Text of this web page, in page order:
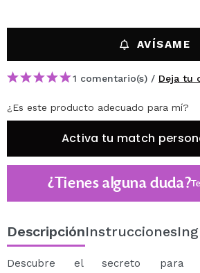
AVÍSAME
1 comentario(s) / Deja tu
¿Es este producto adecuado para mí?
Activa tu match
¿Tienes alguna duda?
DescripciónInstrucciones
Descubre el secreto para